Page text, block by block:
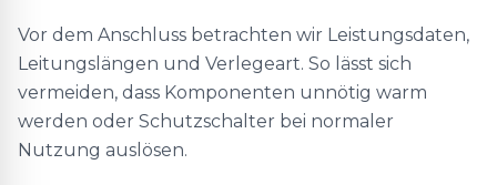
Vor dem Anschluss betrachten wir Leistungsdaten,
Leitungslängen und Verlegeart. So lässt sich
vermeiden, dass Komponenten unnötig warm
werden oder Schutzschalter bei normaler
Nutzung auslösen.